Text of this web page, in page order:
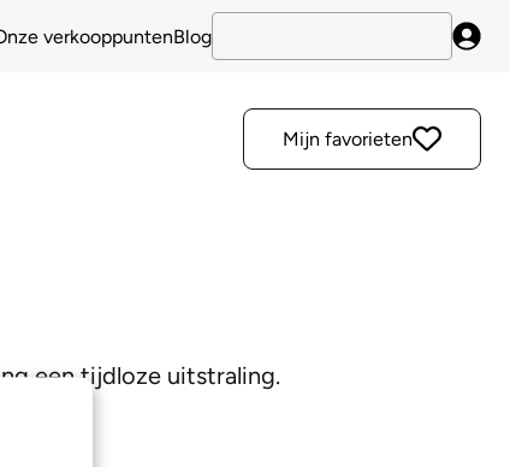
verkooppuntenBlog
Mijn favorieten
een tijdloze uitstraling.